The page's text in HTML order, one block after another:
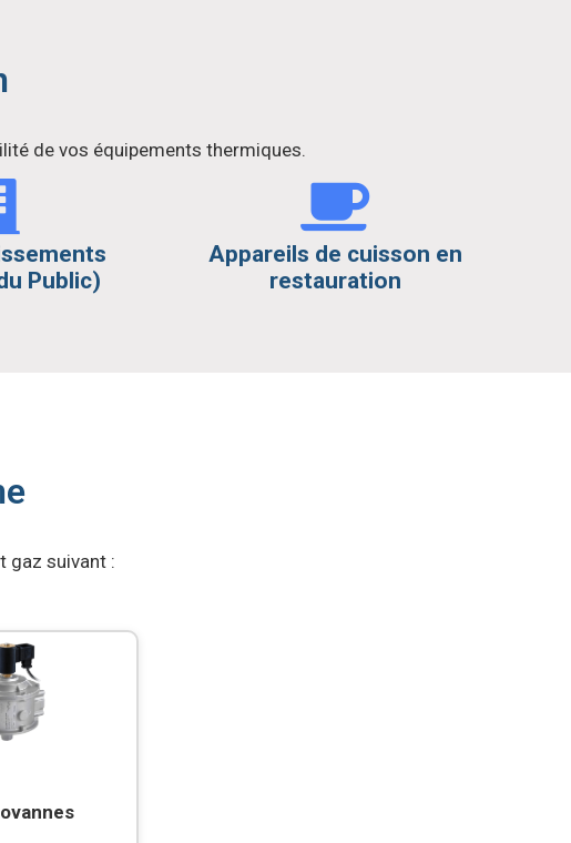
de vos équipements thermiques.
Public)
Appareils de cuisson en
restauration
gaz suivant :